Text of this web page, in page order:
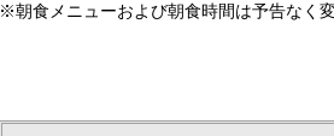
※朝食メニューおよび朝食時間は予告なく